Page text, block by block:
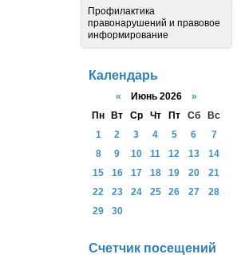
Профилактика
правонарушений и правовое
информирование
Календарь
« Июнь 2026 »
Пн
Вт Ср Чт Пт Сб
Вс
1
2 3 4 5 6
7
8
9 10 11 12 13
14
15
16 17 18 19 20
21
22
23 24 25 26 27
28
29
30
Счетчик посещений